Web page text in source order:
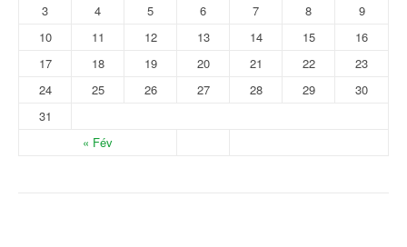
« Fév
3
4 5 6 7 8
9
10
11 12 13 14 15
16
17
18 19 20 21 22
23
24
25 26 27 28 29
30
31